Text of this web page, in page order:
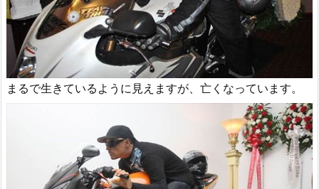
まるで生きているように見えますが、亡くなっています。